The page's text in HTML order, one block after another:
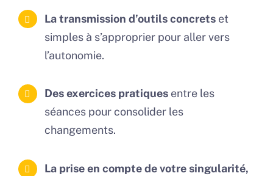
La transmission d’outils concrets et
simples à s’approprier pour aller vers
l’autonomie.
Des exercices pratiques entre les
séances pour consolider les
changements.
La prise en compte de votre singularité,